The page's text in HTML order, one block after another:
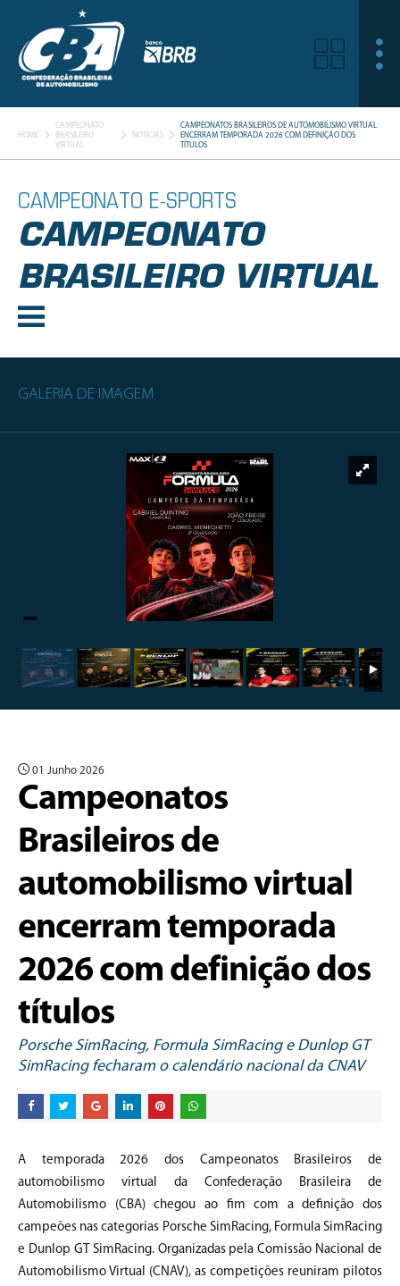
HOME
CAMPEONATO
BRASILEIRO
VIRTUAL
NOTÍCIAS
CAMPEONATOS BRASILEIROS DE AUTOMOBILISMO VIRTUAL
ENCERRAM TEMPORADA 2026 COM DEFINIÇÃO DOS
TÍTULOS
CAMPEONATO E-SPORTS
CAMPEONATO
BRASILEIRO VIRTUAL
GALERIA DE IMAGEM
01 Junho 2026
Campeonatos
Brasileiros de
automobilismo virtual
encerram temporada
2026 com definição dos
títulos
Porsche SimRacing, Formula SimRacing e Dunlop GT
SimRacing fecharam o calendário nacional da CNAV
A temporada 2026 dos Campeonatos Brasileiros de
automobilismo virtual da Confederação Brasileira de
Automobilismo (CBA) chegou ao fim com a definição dos
campeões nas categorias Porsche SimRacing, Formula SimRacing
e Dunlop GT SimRacing. Organizadas pela Comissão Nacional de
Automobilismo Virtual (CNAV), as competições reuniram pilotos